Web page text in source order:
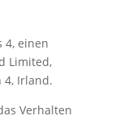
4, einen
Limited,
4, Irland.
Verhalten